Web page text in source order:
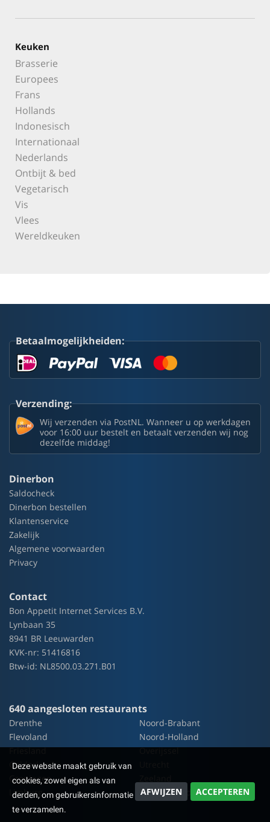
Deze website maakt gebruik van
cookies, zowel eigen als van
derden, om gebruikersinformatie
te verzamelen.
AFWIJZEN ACCEPTEREN
Keuken
Brasserie
Europees
Frans
Hollands
Indonesisch
Internationaal
Nederlands
Ontbijt & bed
Vegetarisch
Vis
Vlees
Wereldkeuken
Betaalmogelijkheiden:
Verzending:
Wij verzenden via PostNL. Wanneer u op werkdagen
voor 16:00 uur bestelt en betaalt verzenden wij nog
dezelfde middag!
Dinerbon
Saldocheck
Dinerbon bestellen
Klantenservice
Zakelijk
Algemene voorwaarden
Privacy
Contact
Bon Appetit Internet Services B.V.
Lynbaan 35
8941 BR Leeuwarden
KVK-nr: 51416816
Btw-id: NL8500.03.271.B01
640 aangesloten restaurants
Drenthe
Flevoland
Friesland
Gelderland
Groningen
Limburg
Noord-Brabant
Noord-Holland
Overijssel
Zuid-Holland